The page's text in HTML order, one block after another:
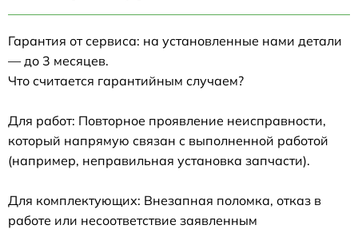
Гарантия от сервиса: на установленные нами детали
— до 3 месяцев.
Что считается гарантийным случаем?
Для работ: Повторное проявление неисправности,
который напрямую связан с выполненной работой
(например, неправильная установка запчасти).
Для комплектующих: Внезапная поломка, отказ в
работе или несоответствие заявленным